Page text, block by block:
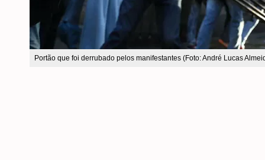
Portão que foi derrubado pelos manifestantes (Foto: André Lucas